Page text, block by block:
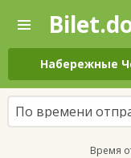
—
Поиск
и
покупка
билетов
на
автобус
онлайн
Набережные
По времени
Время